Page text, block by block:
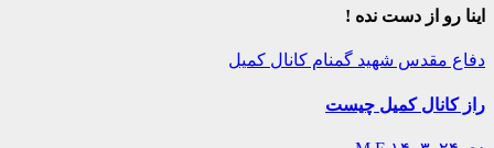
اینا رو از دست نده !
دفاع مقدس شهید گمنام کانال کمیل
راز کانال کمیل چیست